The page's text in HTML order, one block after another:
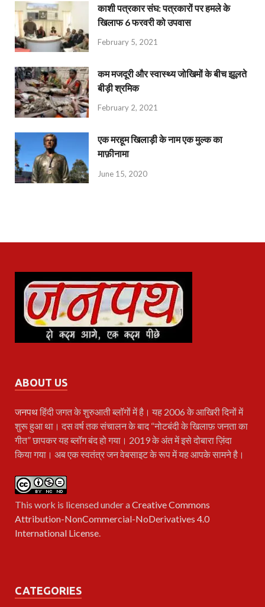
काशी पत्रकार संघ: पत्रकारों पर हमले के
खिलाफ 6 फरवरी को उपवास
February 5, 2021
कम मजदूरी और स्वास्थ्य जोखिमों के बीच झूलते
बीड़ी श्रमिक
February 2, 2021
एक मरहूम खिलाड़ी के नाम एक मुल्क का
माफ़ीनामा
June 15, 2020
ABOUT US
जनपथहिंदी जगत के शुरुआती ब्लॉगों में है। यह 2006 के आखिरी दिनों में
शुरू हुआ था। दस वर्ष तक संचालन के बाद “नोटबंदी के खिलाफ़ जनता का
गीत” छापकर यह ब्लॉग बंद हो गया। 2019 के अंत में इसे दोबारा ज़िंदा
किया गया। अब एक स्वतंत्र जन वेबसाइट के रूप में यह आपके सामने है।
This work is licensed under aCreative Commons
Attribution-NonCommercial-NoDerivatives 4.0
International License.
CATEGORIES